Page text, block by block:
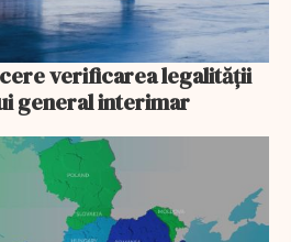
verificarea legalității
general interimar